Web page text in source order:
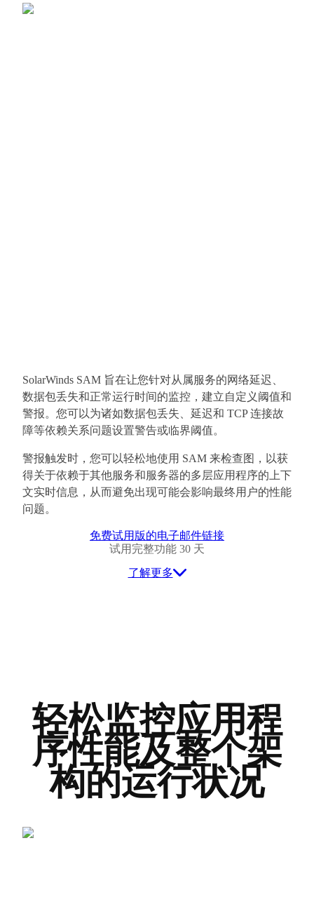
SolarWinds SAM 旨在让您针对从属服务的网络延迟、
数据包丢失和正常运行时间的监控，建立自定义阈值和
警报。您可以为诸如数据包丢失、延迟和 TCP 连接故
障等依赖关系问题设置警告或临界阈值。
警报触发时，您可以轻松地使用 SAM 来检查图，以获
得关于依赖于其他服务和服务器的多层应用程序的上下
文实时信息，从而避免出现可能会影响最终用户的性能
问题。
免费试用版的电子邮件链接
试用完整功能 30 天
了解更多
轻松监控应用程
序性能及整个架
构的运行状况